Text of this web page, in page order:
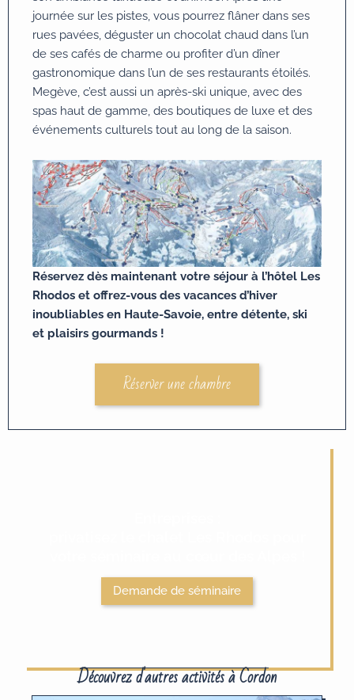
journée sur les pistes, vous pourrez flâner dans ses
rues pavées, déguster un chocolat chaud dans l’un
de ses cafés de charme ou profiter d’un dîner
gastronomique dans l’un de ses restaurants étoilés.
Megève, c’est aussi un après-ski unique, avec des
spas haut de gamme, des boutiques de luxe et des
événements culturels tout au long de la saison.
Réservez dès maintenant votre séjour à l’hôtel Les
Rhodos et offrez-vous des vacances d’hiver
inoubliables en Haute-Savoie, entre détente, ski
et plaisirs gourmands !
Réserver une chambre
Demande de séminaire
Découvrez d'autres activités à Cordon